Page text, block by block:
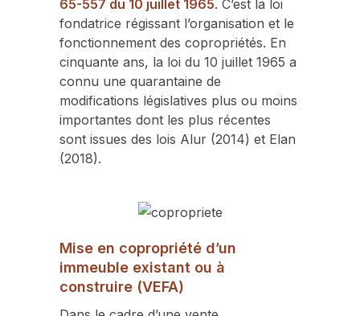
65-557 du 10 juillet 1965. C’est la loi
fondatrice régissant l’organisation et le
fonctionnement des copropriétés. En
cinquante ans, la loi du 10 juillet 1965 a
connu une quarantaine de
modifications législatives plus ou moins
importantes dont les plus récentes
sont issues des lois Alur (2014) et Elan
(2018).
Mise en copropriété d’un
immeuble existant ou à
construire (VEFA)